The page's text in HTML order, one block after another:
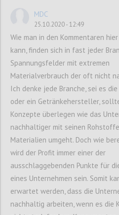
Toyota in den 70
der Entwicklung von
Preisdruck
zum einen
Transportkosten
Produktion aller
Globus verteilt und so
Liefer- und
auch diskutiert
gezeigt, dass eine
krisenfest sein kann
Lifecycles
Welche
resilienteren
MDC
25.10.2020 - 12:49
Wie man in den Kommentaren
kann, finden sich in fast jeder
Spannungsfelder mit extremen
Materialverbrauch der oft nicht
Ich denke jede Branche, sei es
oder ein Getränkehersteller,
Konzepte überlegen wie das
nachhaltiger mit seinen
Materialien umgeht. Doch wie
wird der Profit immer einer der
ausschlaggebenden Punkte für
eines Unternehmen sein. Somit
erwartet werden, dass die
nachhaltig arbeiten, wenn es die